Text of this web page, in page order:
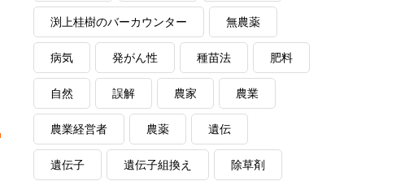
渕上桂樹のバーカウンター 無農薬
病気 発がん性 種苗法 肥料
自然 誤解 農家 農業
農業経営者 農薬 遺伝
遺伝子 遺伝子組換え 除草剤